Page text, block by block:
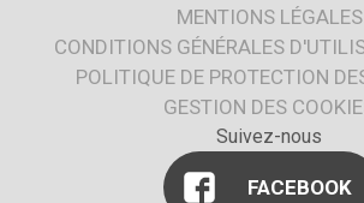
MENTIONS LÉGALES
CONDITIONS GÉNÉRALES
POLITIQUE DE PROTECTION
GESTION DES
Suivez-nous
FACEBOOK